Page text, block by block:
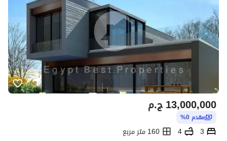
ج.م13,000,000
مقدم 0%
3
4
160 متر مربع